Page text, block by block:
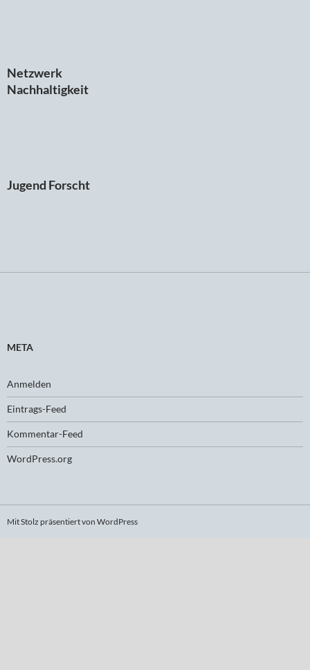
Netzwerk
Nachhaltigkeit
Jugend Forscht
META
Anmelden
Eintrags-Feed
Kommentar-Feed
WordPress.org
Mit Stolz präsentiert von WordPress